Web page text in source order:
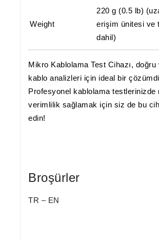
Weight
220 g (0.5 lb)
erişim ünitesi ve
dahil)
Mikro Kablolama Test Cihazı, doğru
kablo analizleri için ideal bir
Profesyonel kablolama testlerinizde
verimlilik sağlamak için siz de bu
edin!
Broşürler
TR – EN